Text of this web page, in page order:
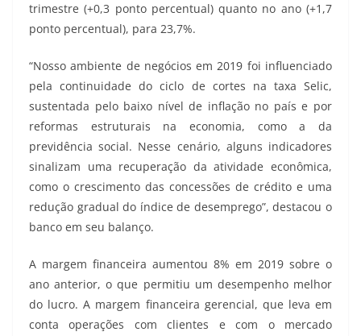
trimestre (+0,3 ponto percentual) quanto no ano (+1,7
ponto percentual), para 23,7%.
“Nosso ambiente de negócios em 2019 foi influenciado
pela continuidade do ciclo de cortes na taxa Selic,
sustentada pelo baixo nível de inflação no país e por
reformas estruturais na economia, como a da
previdência social. Nesse cenário, alguns indicadores
sinalizam uma recuperação da atividade econômica,
como o crescimento das concessões de crédito e uma
redução gradual do índice de desemprego”, destacou o
banco em seu balanço.
A margem financeira aumentou 8% em 2019 sobre o
ano anterior, o que permitiu um desempenho melhor
do lucro. A margem financeira gerencial, que leva em
conta operações com clientes e com o mercado